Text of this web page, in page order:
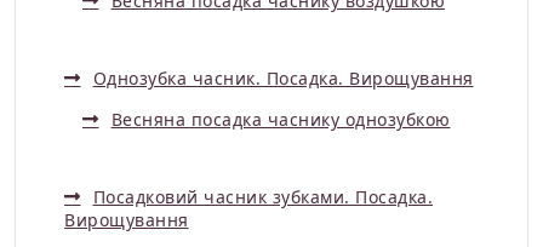
Однозубка часник. Посадка. Вирощування
Весняна посадка часнику однозубкою
Посадковий часник зубками. Посадка.
Вирощування